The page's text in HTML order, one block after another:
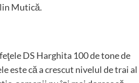
Mutică.
DS Harghita 100 de tone de
este că a crescut nivelul de trai al